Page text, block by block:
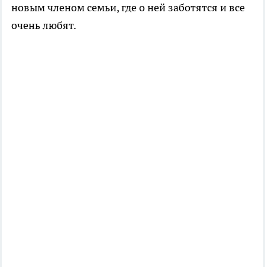
новым членом семьи, где о ней заботятся и все
очень любят.